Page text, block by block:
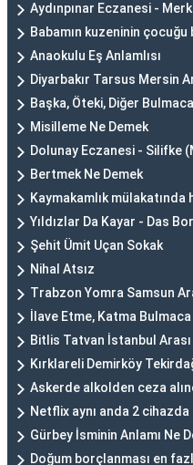
Aydınpınar Eczanesi -
Babamın kuzeninin çocuğu
Anaokulu Eş Anlamlısı
Diyarbakır Tarsus Mersin
Başka, Öteki, Diğer Bulmaca
Misilleme Ne Demek
Dolunay Eczanesi - Silifke
Bertmek Ne Demek
Kaymakamlık
Yıldızlar Da Kayar - Das
Şehit Ümit Uçan Sokak
Nihal Atsız
Trabzon Yomra Samsun
İlave Etme, Katma Bulmaca
Bitlis Tatvan İstanbul Arası
Kırklareli Demirköy
Askerde alkolden ceza
Netflix aynı anda 2 cihazda
Gürbey İsminin Anlamı Ne
Doğum borçlanması en